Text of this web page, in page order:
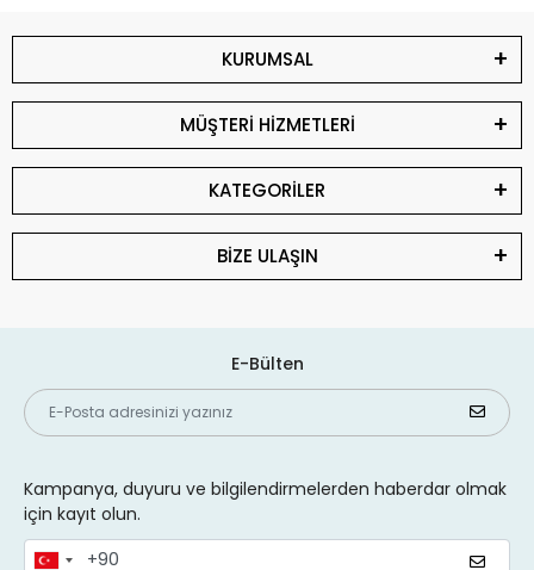
KURUMSAL
MÜŞTERİ HİZMETLERİ
KATEGORİLER
BİZE ULAŞIN
E-Bülten
Kampanya, duyuru ve bilgilendirmelerden haberdar olmak
için kayıt olun.